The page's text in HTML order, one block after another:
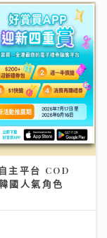
主平台 COD
國人氣角色